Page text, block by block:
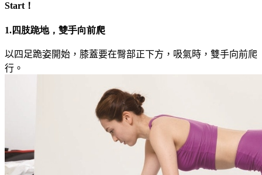
Start！
1.四肢跪地，雙手向前爬
以四足跪姿開始，膝蓋要在臀部正下方，吸氣時，雙手向前爬
行。